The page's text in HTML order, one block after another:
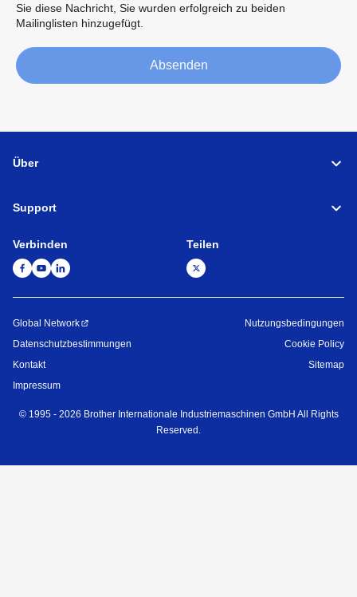
Sie diese Nachricht, Sie wurden erfolgreich zu beiden
Mailinglisten hinzugefügt.
Absenden
Über
Support
Verbinden Teilen
Global Network
Datenschutzbestimmungen
Kontakt
Impressum
Nutzungsbedingungen
Cookie Policy
Sitemap
© 1995 - 2026 Brother Internationale Industriemaschinen GmbH All Rights
Reserved.